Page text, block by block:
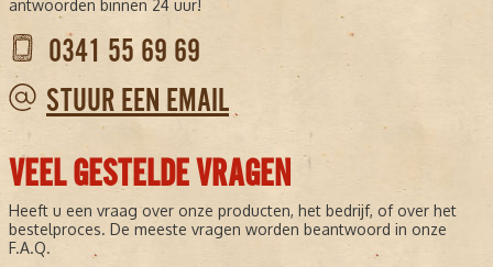
antwoorden binnen 24 uur!
0341 55 69 69
STUUR EEN EMAIL
VEEL GESTELDE VRAGEN
Heeft u een vraag over onze producten, het bedrijf, of over het
bestelproces. De meeste vragen worden beantwoord in onze
F.A.Q.